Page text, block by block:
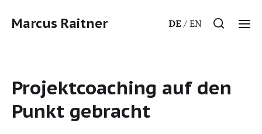
Marcus Raitner DE EN
Projektcoaching auf den
Punkt gebracht